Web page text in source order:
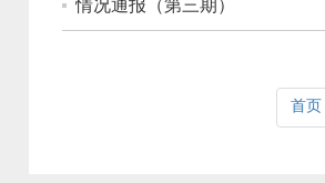
情况通报（第三期）
首页